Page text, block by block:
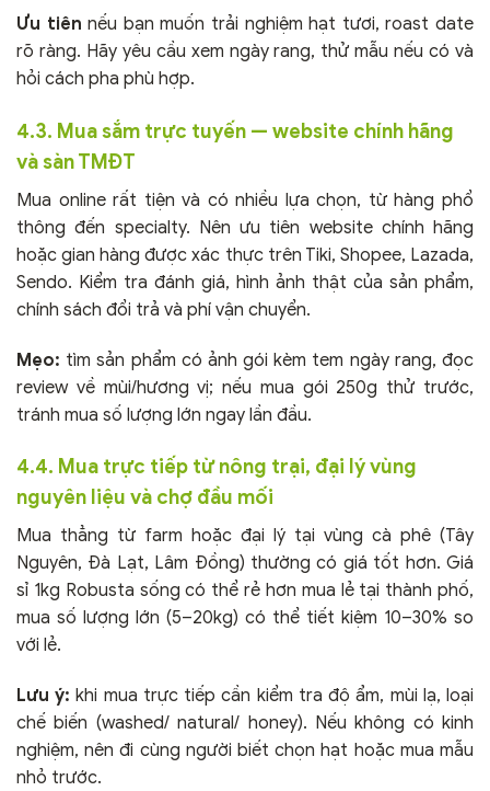
Ưu tiên nếu bạn muốn trải nghiệm hạt tươi, roast date
rõ ràng. Hãy yêu cầu xem ngày rang, thử mẫu nếu có và
hỏi cách pha phù hợp.
4.3. Mua sắm trực tuyến — website chính hãng
và sàn TMĐT
Mua online rất tiện và có nhiều lựa chọn, từ hàng phổ
thông đến specialty. Nên ưu tiên website chính hãng
hoặc gian hàng được xác thực trên Tiki, Shopee, Lazada,
Sendo. Kiểm tra đánh giá, hình ảnh thật của sản phẩm,
chính sách đổi trả và phí vận chuyển.
Mẹo: tìm sản phẩm có ảnh gói kèm tem ngày rang, đọc
review về mùi/hương vị; nếu mua gói 250g thử trước,
tránh mua số lượng lớn ngay lần đầu.
4.4. Mua trực tiếp từ nông trại, đại lý vùng
nguyên liệu và chợ đầu mối
Mua thẳng từ farm hoặc đại lý tại vùng cà phê (Tây
Nguyên, Đà Lạt, Lâm Đồng) thường có giá tốt hơn. Giá
sỉ 1kg Robusta sống có thể rẻ hơn mua lẻ tại thành phố,
mua số lượng lớn (5–20kg) có thể tiết kiệm 10–30% so
với lẻ.
Lưu ý: khi mua trực tiếp cần kiểm tra độ ẩm, mùi lạ, loại
chế biến (washed/ natural/ honey). Nếu không có kinh
nghiệm, nên đi cùng người biết chọn hạt hoặc mua mẫu
nhỏ trước.